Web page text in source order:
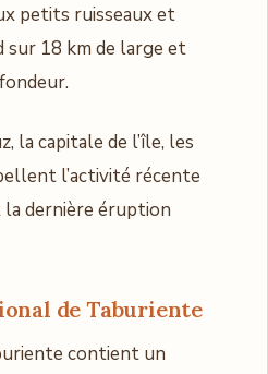
petits ruisseaux et
sur 18 km de large et
la capitale de l’île, les
l’activité récente
la dernière éruption
de Taburiente
contient un